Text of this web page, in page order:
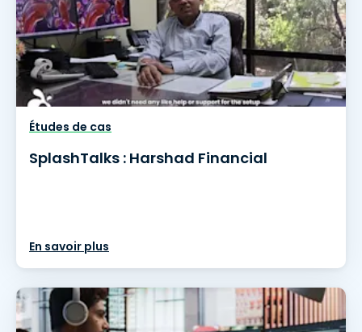
Études de cas
SplashTalks : Harshad Financial
En savoir plus